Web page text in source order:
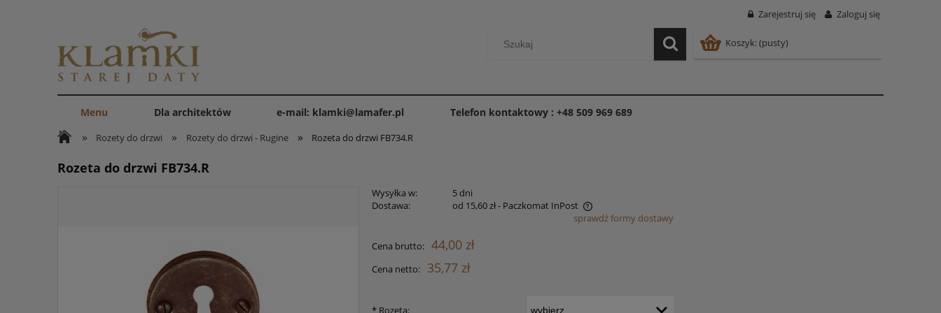
Zarejestruj się Zaloguj się
Koszyk:(pusty)
Menu Dla architektów e-mail: klamki@lamafer.pl Telefon kontaktowy : +48 509 969 689
» Rozety do drzwi » Rozety do drzwi - Rugine » Rozeta do drzwi FB734.R
Rozeta do drzwi FB734.R
Wysyłka w:
5 dni
Dostawa:
od 15,60 zł- Paczkomat InPost
płatności
sprawdź formy dostawy
Cena brutto: 44,00 zł
Cena netto: 35,77 zł
* Rozeta: